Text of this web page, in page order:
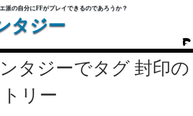
派の自分にFFがプレイできるのであろうか？
タジー
タジーでタグ 封印の
リー